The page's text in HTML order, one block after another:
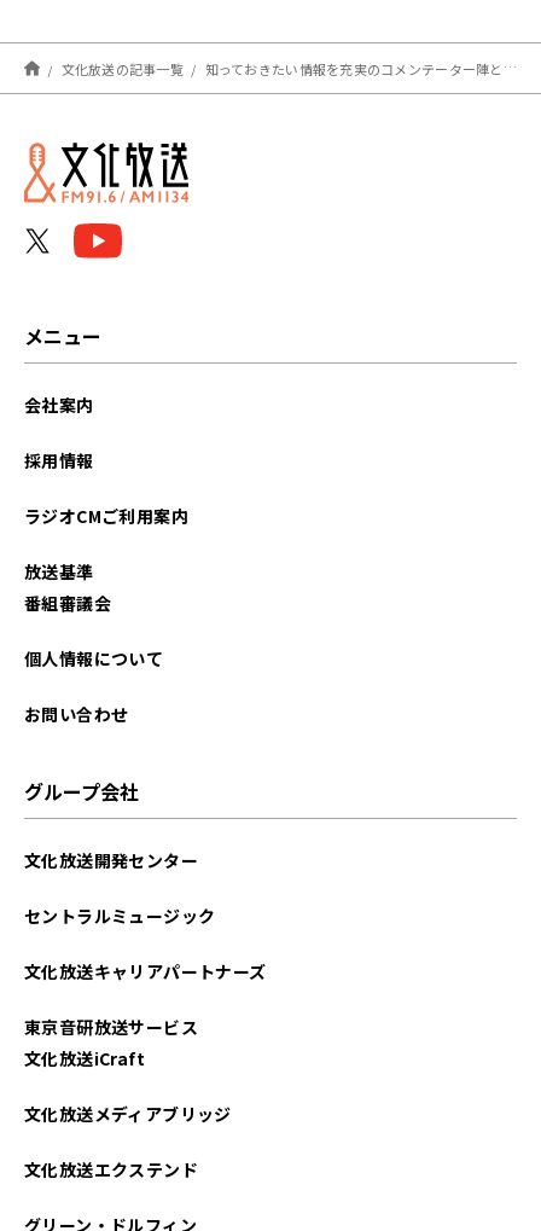
文化放送の記事一覧 知っておきたい情報を充実のコメンテーター陣とお届け！ 【おはよう寺ちゃん スペシャルウィーク】
メニュー
会社案内
採用情報
ラジオCMご利用案内
放送基準
番組審議会
個人情報について
お問い合わせ
グループ会社
文化放送開発センター
セントラルミュージック
文化放送キャリアパートナーズ
東京音研放送サービス
文化放送iCraft
文化放送メディアブリッジ
文化放送エクステンド
グリーン・ドルフィン